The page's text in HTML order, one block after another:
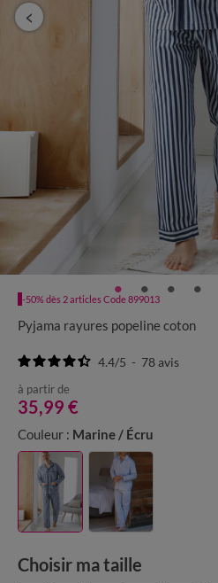
-50% dès 2 articles Code 899013
Pyjama rayures popeline coton
4.4/5 - 78avis
à partir de
35,99 €
Couleur : Marine / Écru
Choisir ma taille